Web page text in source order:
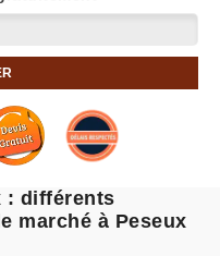
: différents
marché à Peseux